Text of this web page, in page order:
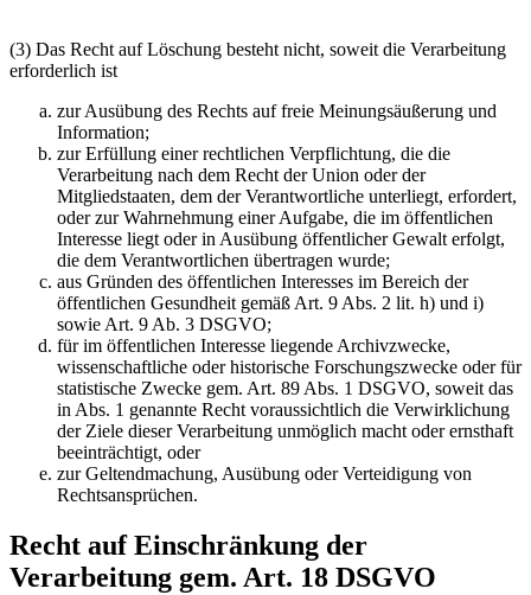
(3) Das Recht auf Löschung besteht nicht, soweit die Verarbeitung
erforderlich ist
zur Ausübung des Rechts auf freie Meinungsäußerung und
Information;
zur Erfüllung einer rechtlichen Verpflichtung, die die
Verarbeitung nach dem Recht der Union oder der
Mitgliedstaaten, dem der Verantwortliche unterliegt, erfordert,
oder zur Wahrnehmung einer Aufgabe, die im öffentlichen
Interesse liegt oder in Ausübung öffentlicher Gewalt erfolgt,
die dem Verantwortlichen übertragen wurde;
aus Gründen des öffentlichen Interesses im Bereich der
öffentlichen Gesundheit gemäß Art. 9 Abs. 2 lit. h) und i)
sowie Art. 9 Ab. 3 DSGVO;
für im öffentlichen Interesse liegende Archivzwecke,
wissenschaftliche oder historische Forschungszwecke oder für
statistische Zwecke gem. Art. 89 Abs. 1 DSGVO, soweit das
in Abs. 1 genannte Recht voraussichtlich die Verwirklichung
der Ziele dieser Verarbeitung unmöglich macht oder ernsthaft
beeinträchtigt, oder
zur Geltendmachung, Ausübung oder Verteidigung von
Rechtsansprüchen.
Recht auf Einschränkung der
Verarbeitung gem. Art. 18 DSGVO